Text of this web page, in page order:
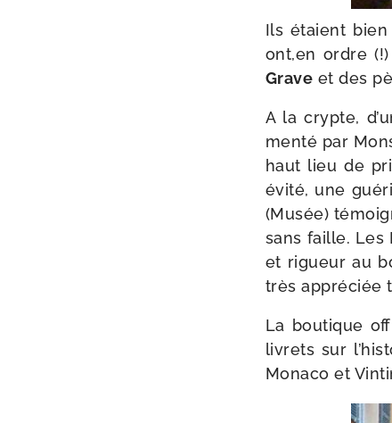
Ils étaient
ont,en ordre
Grave et des
A la crypte,
men­té par
haut lieu de
évi­té, une
(Musée)
sans faille.
et rigueur au
très appré­ciée
La bou­tique
livrets sur
Monaco et